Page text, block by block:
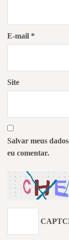
E-mail *
Site
Salvar meus
eu comentar.